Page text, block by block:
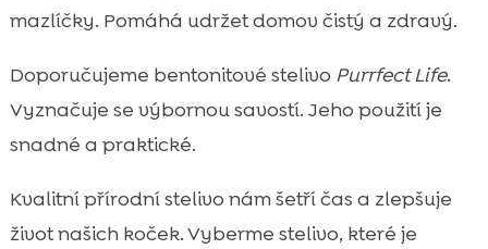
mazlíčky. Pomáhá udržet domov čistý a zdravý.
Doporučujeme bentonitové stelivo Purrfect Life.
Vyznačuje se výbornou savostí. Jeho použití je
snadné a praktické.
Kvalitní přírodní stelivo nám šetří čas a zlepšuje
život našich koček. Vyberme stelivo, které je